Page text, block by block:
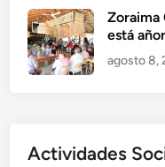
Zoraima
está
agosto 8,
Actividades